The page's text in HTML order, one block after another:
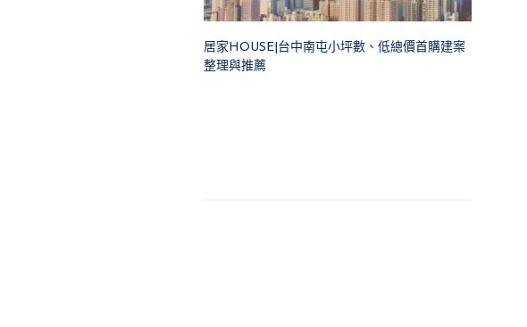
居家HOUSE|台中南屯小坪數、低總價首購建案
整理與推薦